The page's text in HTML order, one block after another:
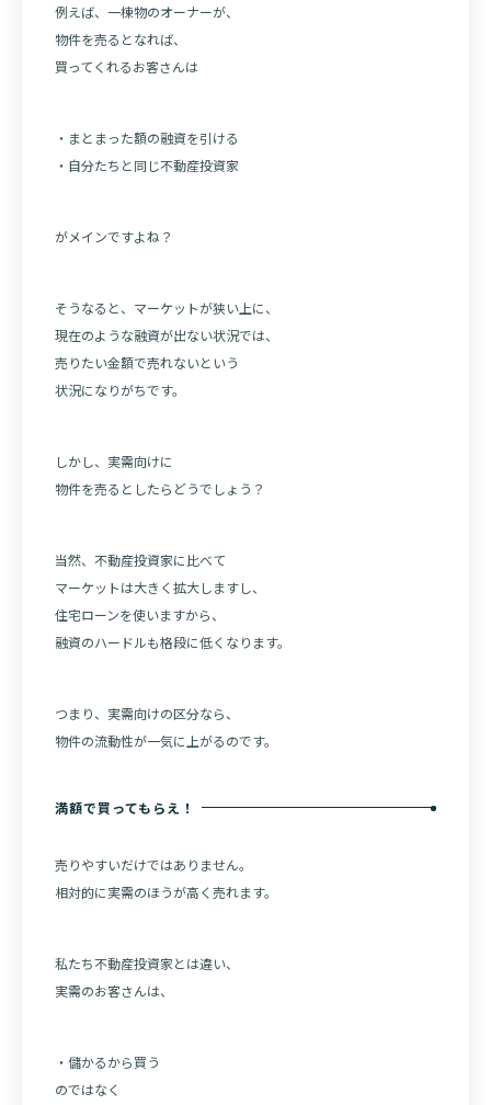
例えば、一棟物のオーナーが、
物件を売るとなれば、
買ってくれるお客さんは
・まとまった額の融資を引ける
・自分たちと同じ不動産投資家
がメインですよね？
そうなると、マーケットが狭い上に、
現在のような融資が出ない状況では、
売りたい金額で売れないという
状況になりがちです。
しかし、実需向けに
物件を売るとしたらどうでしょう？
当然、不動産投資家に比べて
マーケットは大きく拡大しますし、
住宅ローンを使いますから、
融資のハードルも格段に低くなります。
つまり、実需向けの区分なら、
物件の流動性が一気に上がるのです。
満額で買ってもらえ！
売りやすいだけではありません。
相対的に実需のほうが高く売れます。
私たち不動産投資家とは違い、
実需のお客さんは、
・儲かるから買う
のではなく